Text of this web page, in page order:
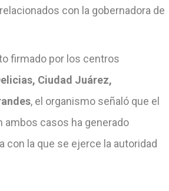
con la gobernadora de
firmado por los centros
Ciudad Juárez,
, el organismo señaló que el
casos ha generado
la que se ejerce la autoridad